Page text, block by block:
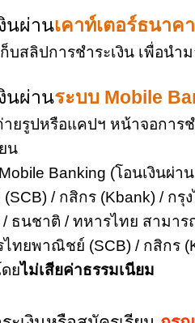
นผ่านเคาท์เตอร์ธนาค
บสลิปการชำระเงิน เพื่อนำ
นผ่านระบบ Mobile
ยรูปหรือแคปฯ หน้าจอการ
น
Mobile Banking (โอนเงินผ่า
(SCB) / กสิกร (Kbank) / กรุ
/ ธนชาติ / ทหารไทย สามา
ไทยพาณิชย์ (SCB) / กสิกร (
ดยไม่เสียค่าธรรมเนียม